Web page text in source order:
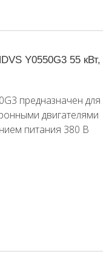
Y0550G3 55 кВт,
предназначен для
двигателями
питания 380 В